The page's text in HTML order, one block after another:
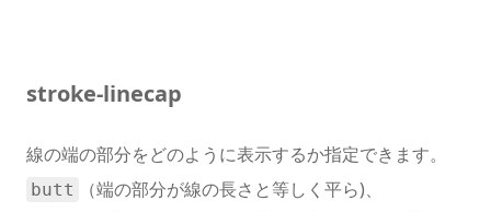
stroke-linecap
線の端の部分をどのように表示するか指定できます。
butt （端の部分が線の長さと等しく平ら)、